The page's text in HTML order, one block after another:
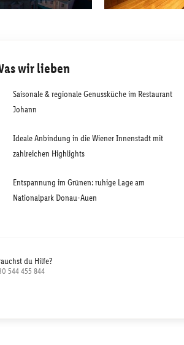
wir lieben
Saisonale & regionale Genussküche im Restaurant
Johann
Ideale Anbindung in die Wiener Innenstadt mit
zahlreichen Highlights
Entspannung im Grünen: ruhige Lage am
Nationalpark Donau-Auen
du Hilfe?
544 455 844